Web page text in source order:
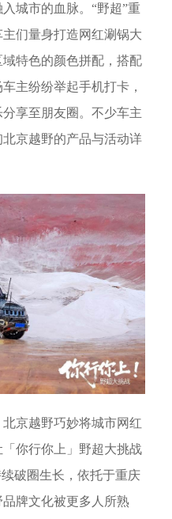
城市的血脉。“野超”重
们量身打造网红涮锅大
特色的颜色拼配，搭配
主纷纷举起手机打卡，
享至朋友圈。不少车主
京越野的产品与活动详
京越野巧妙将城市网红
你行你上」野超大挑战
破圈生长，依托于重庆
牌文化被更多人所熟